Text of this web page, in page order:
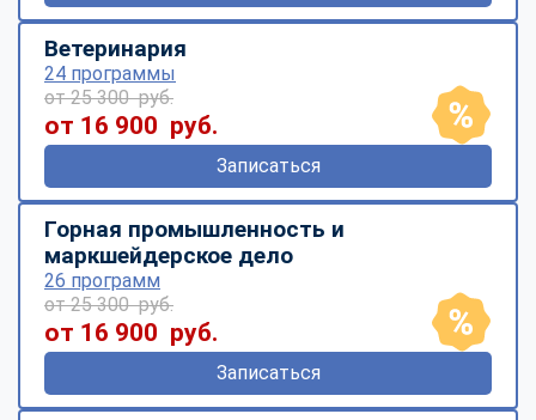
Ветеринария
24 программы
от 25 300 руб.
от 16 900 руб.
Записаться
Горная промышленность и
маркшейдерское дело
26 программ
от 25 300 руб.
от 16 900 руб.
Записаться